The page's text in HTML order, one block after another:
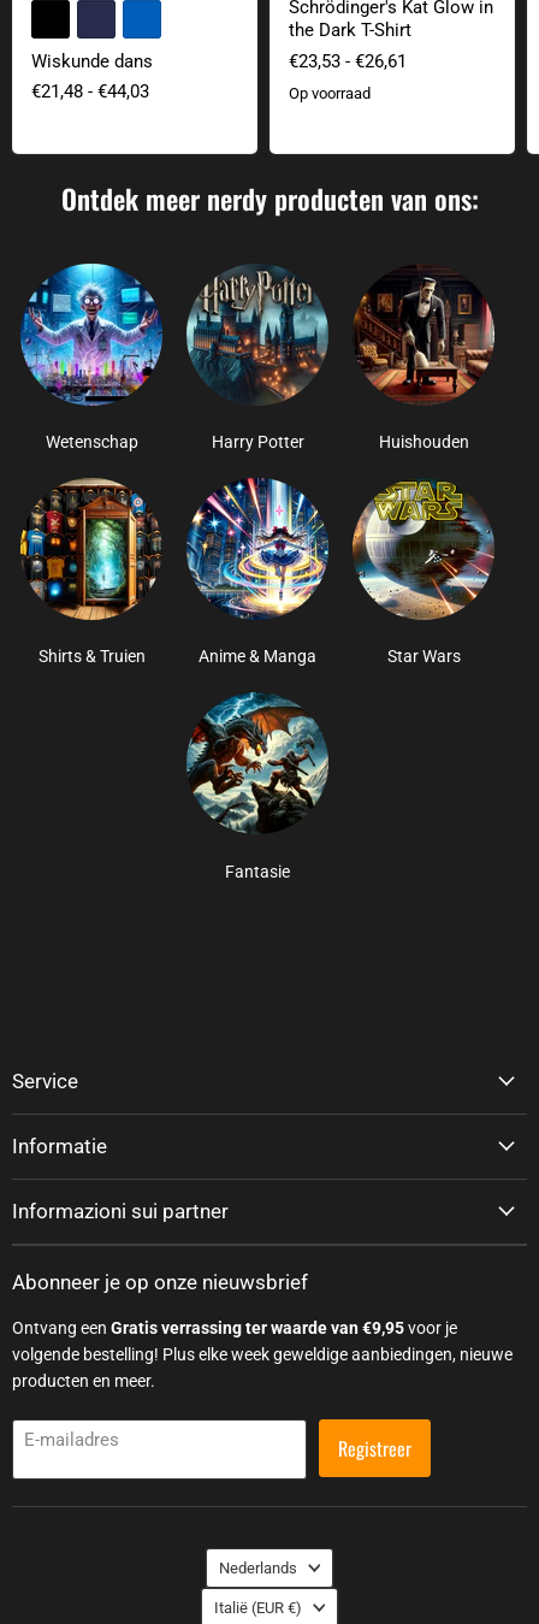
Kleurvelden wisselen
Wiskunde dans
€21,48 - €44,03
Schrödinger's Kat Glow in
the Dark T-Shirt
€23,53 - €26,61
Op voorraad
Ontdek meer nerdy producten van ons:
Wetenschap Harry Potter Huishouden
Shirts & Truien Anime & Manga Star Wars
Fantasie
Service
Informatie
Informazioni sui partner
Abonneer je op onze nieuwsbrief
Ontvang een Gratis verrassing ter waarde van €9,95voor je
volgende bestelling! Plus elke week geweldige aanbiedingen, nieuwe
producten en meer.
E-mailadres Registreer
Taal
Nederlands
Land
Italië (EUR €)